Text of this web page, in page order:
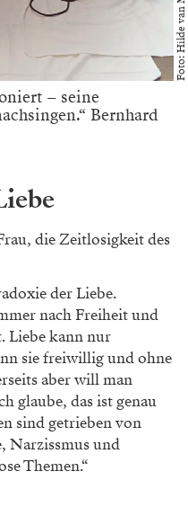
– seine
Bernhard
die Zeitlosigkeit des
der Liebe.
nach Freiheit und
Liebe kann nur
sie freiwillig und ohne
aber will man
glaube, das ist genau
sind getrieben von
Narzissmus und
Themen.“